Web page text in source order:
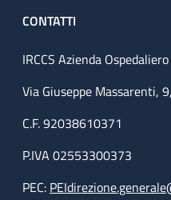
CONTATTI
IRCCS Azienda
Via Giuseppe Massarenti,
C.F. 92038610371
P.IVA 02553300373
PEC: